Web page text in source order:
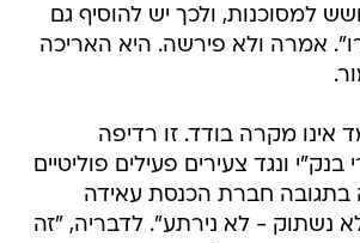
למסוכנות, ולכך יש להוסיף גם
אמרה ולא פירשה. היא האריכה
מקרה בודד. זו רדיפה
ונגד צעירים פעילים פוליטיים
חברת הכנסת עאידה
נשתוק - לא נירתע". לדבריה, "זה